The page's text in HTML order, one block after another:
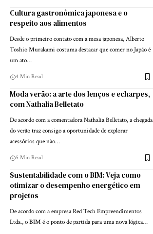
Cultura gastronômica japonesa e o
respeito aos alimentos
Desde o primeiro contato com a mesa japonesa, Alberto
Toshio Murakami costuma destacar que comer no Japão é
um ato…
4 Min Read
Moda verão: a arte dos lenços e echarpes,
com Nathalia Belletato
De acordo com a comentadora Nathalia Belletato, a chegada
do verão traz consigo a oportunidade de explorar
acessórios que não…
5 Min Read
Sustentabilidade com o BIM: Veja como
otimizar o desempenho energético em
projetos
De acordo com a empresa Red Tech Empreendimentos
Ltda., o BIM é o ponto de partida para uma nova lógica…